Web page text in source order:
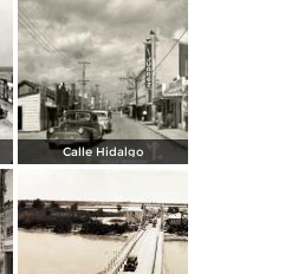
Calle Hidalgo